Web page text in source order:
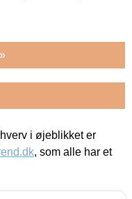
i øjeblikket er
, som alle har et